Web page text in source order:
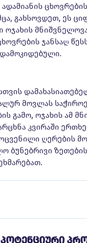
გახსოვდეთ, ეს
ოჯახის
ჯანსაღ
მოვლას
გამო, ოჯახის ამ
კვირაში
ღერების
ბუნებრივი